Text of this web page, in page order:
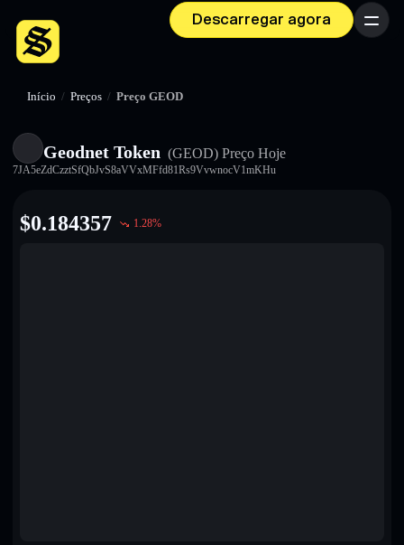
Descarregar agora Menu
Início / Preços / Preço GEOD
Geodnet Token (GEOD) Preço Hoje
7JA5eZdCzztSfQbJvS8aVVxMFfd81Rs9VvwnocV1mKHu
$0.184357 1.28%